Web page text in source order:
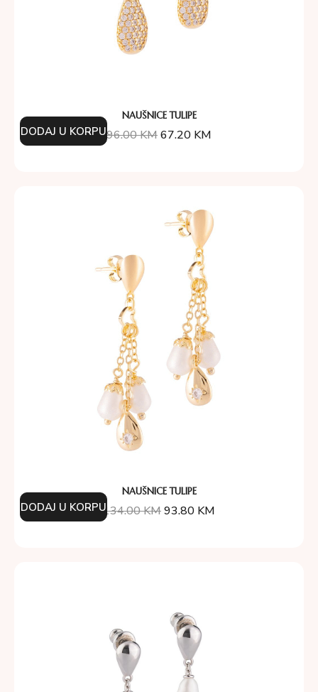
NAUŠNICE TULIPE
96.00KM67.20 KM
DODAJ U KORPU
NAUŠNICE TULIPE
134.00KM93.80 KM
DODAJ U KORPU